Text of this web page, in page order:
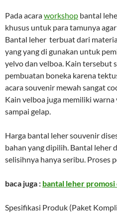
Pada acaraworkshop bantal
khusus untuk para tamunya
Bantal leher terbuat dari
yang yang di gunakan untuk
yelvo dan velboa. Kain tersebut
pembuatan boneka karena
acara souvenir mewah sangat
Kain velboa juga memiliki
sampai gelap.
Harga bantal leher souvenir
bahan yang dipilih. Bantal leher
selisihnya hanya seribu. Proses
baca juga : bantal leher promosi
Spesifikasi Produk (Paket